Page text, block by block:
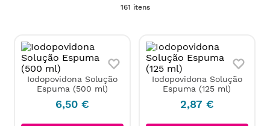
161 itens
Iodopovidona Solução
Espuma (500 ml)
6,50 €
Iodopovidona Solução
Espuma (125 ml)
2,87 €